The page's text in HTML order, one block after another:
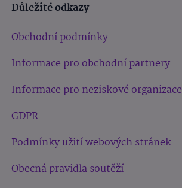
Důležité odkazy
Obchodní podmínky
Informace pro obchodní partnery
Informace pro neziskové organizace
GDPR
Podmínky užití webových stránek
Obecná pravidla soutěží